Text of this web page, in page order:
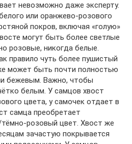
невозможно даже эксперту.
или оранжево-розового
покров, включая «голую»
могут быть более светлые
розовые, никогда белые.
правило чуть более пушистый
может быть почти полностью
бежевым. Важно, чтобы
белым. У самцов хвост
цвета, у самочек отдает в
самца преобретает
розовый цвет. Хвост же
зачастую покрывается